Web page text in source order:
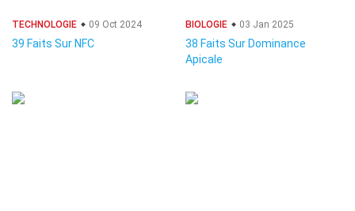
TECHNOLOGIE 09 Oct 2024
39 Faits Sur NFC
BIOLOGIE 03 Jan 2025
38 Faits Sur Dominance
Apicale